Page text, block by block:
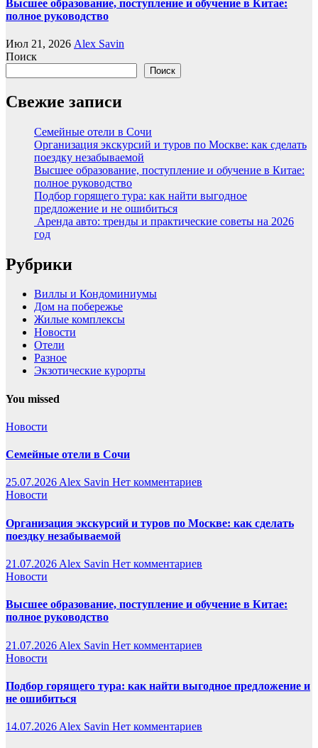
Высшее образование, поступление и обучение в Китае:
полное руководство
Июл 21, 2026 Alex Savin
Поиск
Поиск
Свежие записи
Семейные отели в Сочи
Организация экскурсий и туров по Москве: как сделать
поездку незабываемой
Высшее образование, поступление и обучение в Китае:
полное руководство
Подбор горящего тура: как найти выгодное
предложение и не ошибиться
Аренда авто: тренды и практические советы на 2026
год
Рубрики
Виллы и Кондоминиумы
Дом на побережье
Жилые комплексы
Новости
Отели
Разное
Экзотические курорты
You missed
Новости
Семейные отели в Сочи
25.07.2026Alex Savin Нет комментариев
Новости
Организация экскурсий и туров по Москве: как сделать
поездку незабываемой
21.07.2026 Alex Savin Нет комментариев
Новости
Высшее образование, поступление и обучение в Китае:
полное руководство
21.07.2026 Alex Savin Нет комментариев
Новости
Подбор горящего тура: как найти выгодное предложение и
не ошибиться
14.07.2026 Alex Savin Нет комментариев